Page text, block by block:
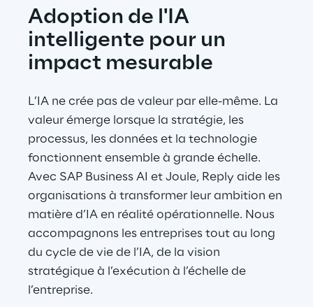
Adoption de l'IA
intelligente pour un
impact mesurable
L’IA ne crée pas de valeur par elle-même. La
valeur émerge lorsque la stratégie, les
processus, les données et la technologie
fonctionnent ensemble à grande échelle.
Avec SAP Business AI et Joule, Reply aide les
organisations à transformer leur ambition en
matière d’IA en réalité opérationnelle. Nous
accompagnons les entreprises tout au long
du cycle de vie de l’IA, de la vision
stratégique à l’exécution à l’échelle de
l’entreprise.